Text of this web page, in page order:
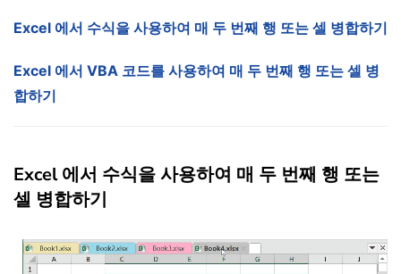
Excel 에서 수식을 사용하여 매 두 번째 행 또는 셀 병합하기
Excel 에서 VBA 코드를 사용하여 매 두 번째 행 또는 셀 병
합하기
Excel 에서 수식을 사용하여 매 두 번째 행 또는
셀 병합하기